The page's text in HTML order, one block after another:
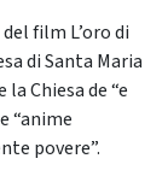
film L’oro di
di Santa Maria
Chiesa de “e
“anime
povere”.